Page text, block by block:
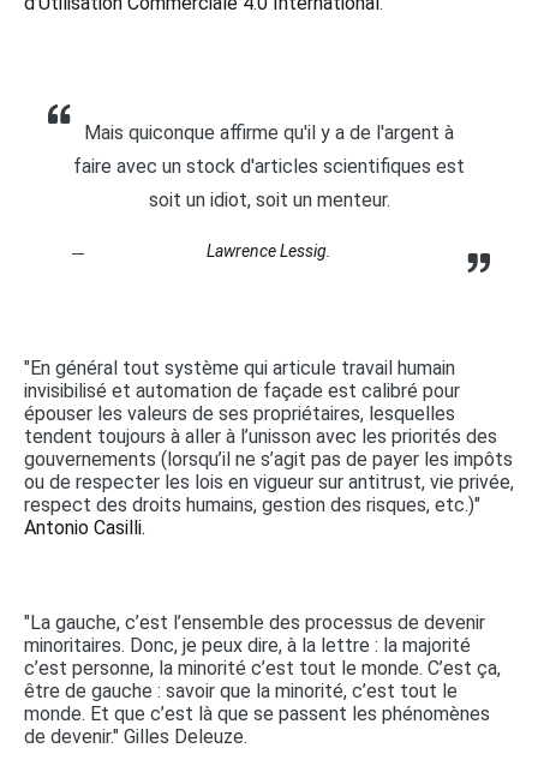
Mais quiconque affirme qu'il y a de l'argent à
faire avec un stock d'articles scientifiques est
soit un idiot, soit un menteur.
Lawrence Lessig.
"En général tout système qui articule travail humain
invisibilisé et automation de façade est calibré pour
épouser les valeurs de ses propriétaires, lesquelles
tendent toujours à aller à l’unisson avec les priorités des
gouvernements (lorsqu’il ne s’agit pas de payer les impôts
ou de respecter les lois en vigueur sur antitrust, vie privée,
respect des droits humains, gestion des risques, etc.)"
Antonio Casilli.
"La gauche, c’est l’ensemble des processus de devenir
minoritaires. Donc, je peux dire, à la lettre : la majorité
c’est personne, la minorité c’est tout le monde. C’est ça,
être de gauche : savoir que la minorité, c’est tout le
monde. Et que c’est là que se passent les phénomènes
de devenir." Gilles Deleuze.